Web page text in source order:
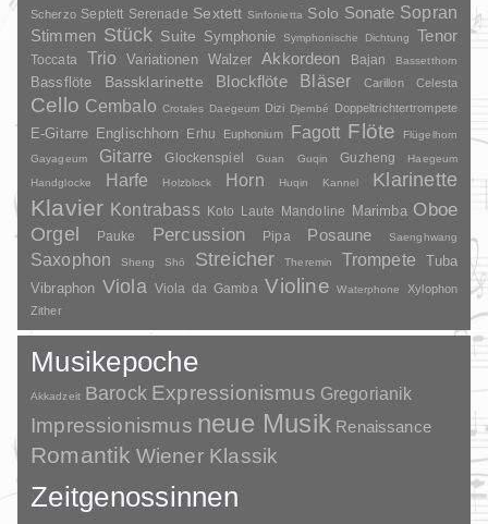
Scherzo Septett Serenade Sextett Sinfonietta Solo Sonate Sopran
Stimmen Stück Suite Symphonie Symphonische Dichtung Tenor
Toccata Trio Variationen Walzer Akkordeon Bajan Bassetthorn
Bassflöte Bassklarinette Blockflöte Bläser Carillon Celesta
Cello Cembalo Crotales Daegeum Dizi Djembé Doppeltrichtertrompete
E-Gitarre Englischhorn Erhu Euphonium Fagott Flöte
Flügelhorn
Gayageum
Gitarre Glockenspiel Guan Guqin Guzheng
Haegeum
Handglocke
Harfe Holzblock Horn Huqin Kannel Klarinette
Klavier Kontrabass Koto Laute Mandoline Marimba Oboe
Orgel Pauke Percussion Pipa Posaune Saenghwang
Saxophon Sheng Shō Streicher Theremin Trompete
Tuba
Vibraphon Viola Viola da Gamba Violine Waterphone
Xylophon
Zither
Musikepoche
Akkadzeit Barock Expressionismus Gregorianik
Impressionismus neue Musik Renaissance
Romantik Wiener Klassik
Zeitgenossinnen